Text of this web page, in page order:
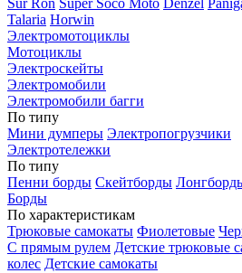
Sur Ron Super Soco Moto Denzel
Talaria Horwin
Электромотоциклы
Мотоциклы
Электроскейты
Электромобили
Электромобили багги
По типу
Мини думперы Электропогрузчики
Электротележки
По типу
Пенни борды Скейтборды
Борды
По характеристикам
Трюковые самокаты Фиолетовые
С прямым рулем Детские трюковые
колес Детские самокаты